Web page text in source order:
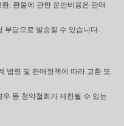
, 환불에 관한 운반비용은 판매
부담으로 발송될 수 있습니다.
법령 및 판매정책에 따라 교환 또
등 청약철회가 제한될 수 있는